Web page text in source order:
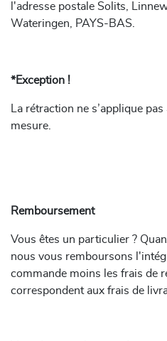
l'adresse postale Solits,
Wateringen, PAYS-BAS.
*Exception !
La rétraction ne s’applique
mesure.
Remboursement
Vous êtes un particulier ?
nous vous remboursons
commande moins les frais de
correspondent aux frais de